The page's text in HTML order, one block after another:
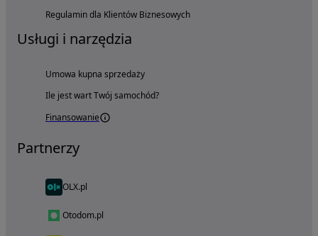
Regulamin dla Klientów Biznesowych
Usługi i narzędzia
Umowa kupna sprzedaży
Ile jest wart Twój samochód?
Finansowanie
Partnerzy
OLX.pl
Otodom.pl